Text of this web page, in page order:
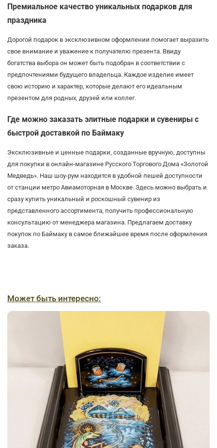
Премиальное качество уникальных подарков для
праздника
Дорогой подарок в эксклюзивном оформлении помогает выразить
свое внимание и уважение к получателю презента. Ввиду
богатства выбора он может быть подобран в соответствии с
предпочтениями будущего владельца. Каждое изделие имеет
свою историю и характер, которые делают его идеальным
презентом для родных, друзей или коллег.
Где можно заказать элитные подарки и сувениры с
быстрой доставкой по Баймаку
Эксклюзивные и ценные подарки, созданные вручную, доступны
для покупки в онлайн-магазине Русского Торгового Дома «Золотой
Медведь». Наш шоу-рум находится в удобной пешей доступности
от станции метро Авиамоторная в Москве. Здесь можно выбрать и
сразу купить уникальный и роскошный сувенир из
представленного ассортимента, получить профессиональную
консультацию от менеджера магазина. Предлагаем доставку
покупок по Баймаку в самое ближайшее время после оформления
заказа.
Может быть интересно: